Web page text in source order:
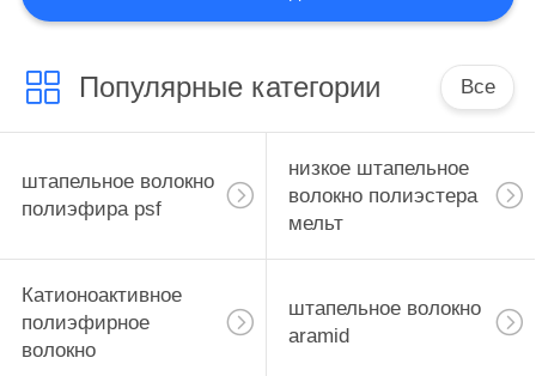
распределенное и потребованное одно
продукция низка плавит волокно 2-
4D*51MM и неубедительное
проспряганное волокн...
Популярные категории Все
штапельное волокно
полиэфира psf
низкое штапельное
волокно полиэстера
мельт
Катионоактивное
полиэфирное
волокно
штапельное волокно
aramid